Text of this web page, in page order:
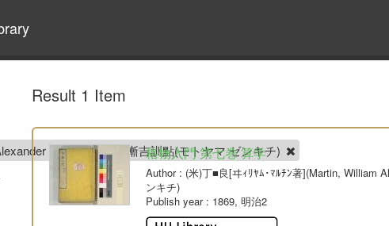
Parsons), 本山漸吉訓點(モトヤマ ゼンキチ)
Result 1 Item
格物入門 第七巻 算学
Author: (米)丁■良[ヰｨﾘﾔﾑ･ﾏﾙﾁﾝ著](Martin, William
ンキチ)
Publish year: 1869, 明治2